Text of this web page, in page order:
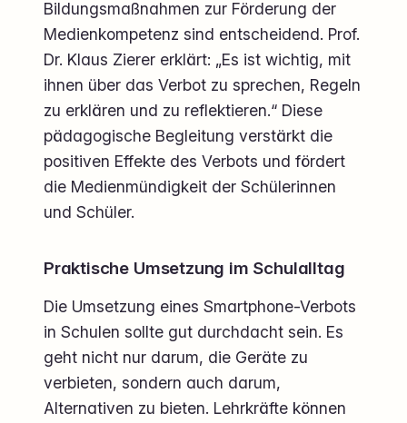
Bildungsmaßnahmen zur Förderung der
Medienkompetenz sind entscheidend. Prof.
Dr. Klaus Zierer erklärt: „Es ist wichtig, mit
ihnen über das Verbot zu sprechen, Regeln
zu erklären und zu reflektieren.“ Diese
pädagogische Begleitung verstärkt die
positiven Effekte des Verbots und fördert
die Medienmündigkeit der Schülerinnen
und Schüler.
Praktische Umsetzung im Schulalltag
Die Umsetzung eines Smartphone-Verbots
in Schulen sollte gut durchdacht sein. Es
geht nicht nur darum, die Geräte zu
verbieten, sondern auch darum,
Alternativen zu bieten. Lehrkräfte können